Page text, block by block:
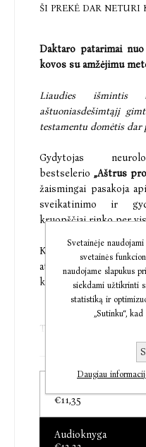
ŠI PREKĖ DAR NETURI
Daktaro patarimai
kovos su amžėjimu
Liaudies
aštuoniasdešimtąjį
testamentu domėtis dar
Gydytojas
bestselerio „Aštrus
žaismingai pasakoja
sveikatinimo ir
kruopščiai rinko per
Kaip išsaugoti
atsakymas į šį visais
keitėsi su kiekviena
Tai kiaušiniai pats
tai kiaušiniai
fizinis aktyvumas
žmogų, tai jis yra
saulėje – prasčiokų
naudingos ir
pirties lyg
€11,35
Audioknyga
Svetainėje
svetainės
naudojame slapukus
siekdami užtikrinti
statistiką ir
„Sutinku“,
Daugiau